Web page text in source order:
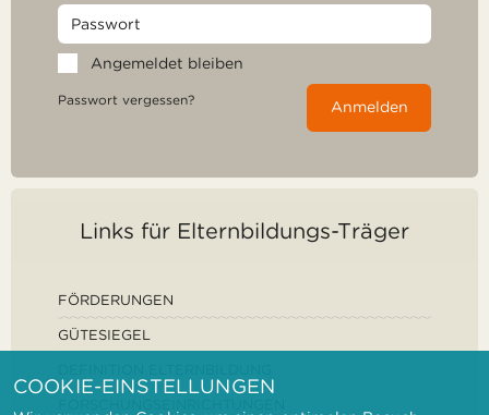
Angemeldet bleiben
Passwort vergessen? Anmelden
Links für Elternbildungs-Träger
FÖRDERUNGEN
GÜTESIEGEL
COOKIE-EINSTELLUNGEN